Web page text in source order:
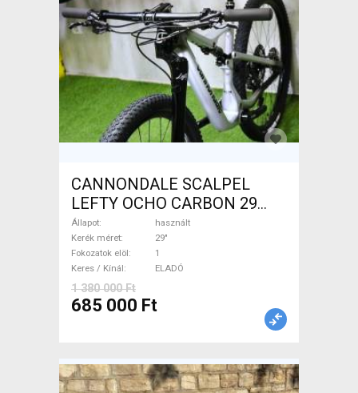
CANNONDALE SCALPEL
LEFTY OCHO CARBON 29
Mountain Bike 29" össztelós
/ fully használt ELADÓ
Állapot
használt
Kerék méret
29"
Fokozatok elöl
1
Keres / Kínál
ELADÓ
1 380 000 Ft
685 000 Ft